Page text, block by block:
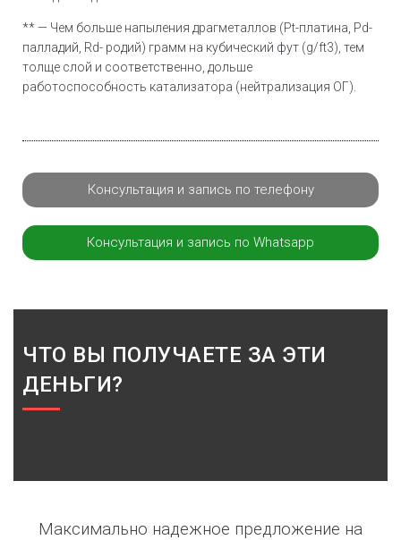
** — Чем больше напыления драгметаллов (Pt-платина, Pd-
палладий, Rd- родий) грамм на кубический фут (g/ft3), тем
толще слой и соответственно, дольше
работоспособность катализатора (нейтрализация ОГ).
Консультация и запись по телефону
Консультация и запись по Whatsapp
ЧТО ВЫ ПОЛУЧАЕТЕ ЗА ЭТИ
ДЕНЬГИ?
Максимально надежное предложение на